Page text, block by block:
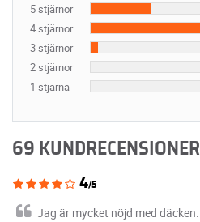
5 stjärnor
4 stjärnor
3 stjärnor
2 stjärnor
1 stjärna
69 KUNDRECENSIONER
4/5
Jag är mycket nöjd med däcken.